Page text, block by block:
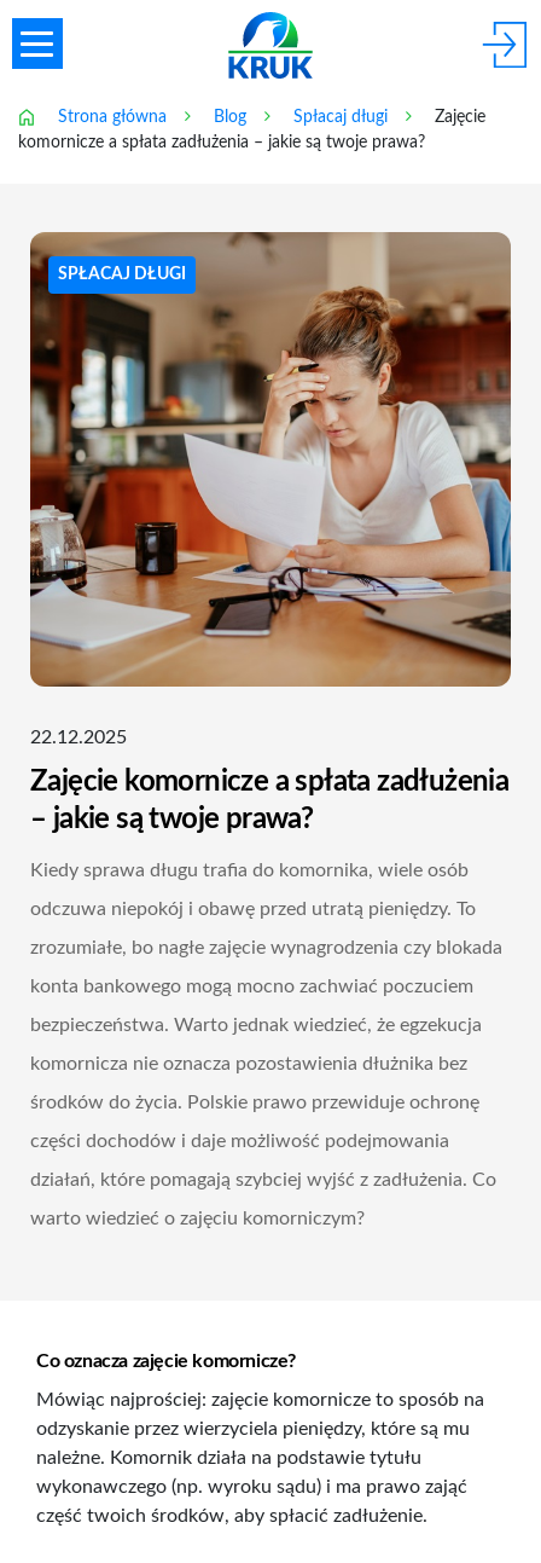
Strona główna Blog Spłacaj długi
Zajęcie
komornicze a spłata zadłużenia – jakie są twoje prawa?
SPŁACAJ DŁUGI
22.12.2025
Zajęcie komornicze a spłata zadłużenia
– jakie są twoje prawa?
Kiedy sprawa długu trafia do komornika, wiele osób
odczuwa niepokój i obawę przed utratą pieniędzy. To
zrozumiałe, bo nagłe zajęcie wynagrodzenia czy blokada
konta bankowego mogą mocno zachwiać poczuciem
bezpieczeństwa. Warto jednak wiedzieć, że egzekucja
komornicza nie oznacza pozostawienia dłużnika bez
środków do życia. Polskie prawo przewiduje ochronę
części dochodów i daje możliwość podejmowania
działań, które pomagają szybciej wyjść z zadłużenia. Co
warto wiedzieć o zajęciu komorniczym?
Co oznacza zajęcie komornicze?
Mówiąc najprościej: zajęcie komornicze to sposób na
odzyskanie przez wierzyciela pieniędzy, które są mu
należne. Komornik działa na podstawie tytułu
wykonawczego (np. wyroku sądu) i ma prawo zająć
część twoich środków, aby spłacić zadłużenie.